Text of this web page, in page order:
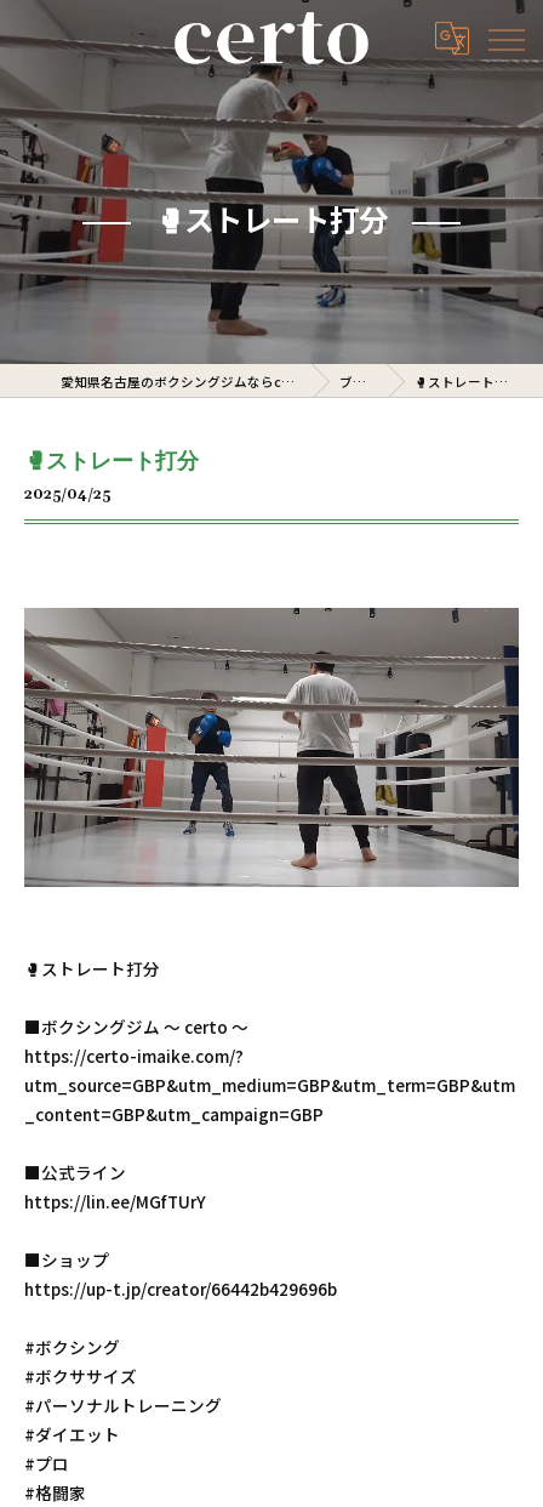
🥊ストレート打分
愛知県名古屋のボクシングジムならcerto ブログ 🥊ストレート打分
🥊ストレート打分
2025/04/25
🥊ストレート打分
■ボクシングジム 〜 certo 〜
https://certo-imaike.com/?
utm_source=GBP&utm_medium=GBP&utm_term=GBP&utm
_content=GBP&utm_campaign=GBP
■公式ライン
https://lin.ee/MGfTUrY
■ショップ
https://up-t.jp/creator/66442b429696b
#ボクシング
#ボクササイズ
#パーソナルトレーニング
#ダイエット
#プロ
#格闘家